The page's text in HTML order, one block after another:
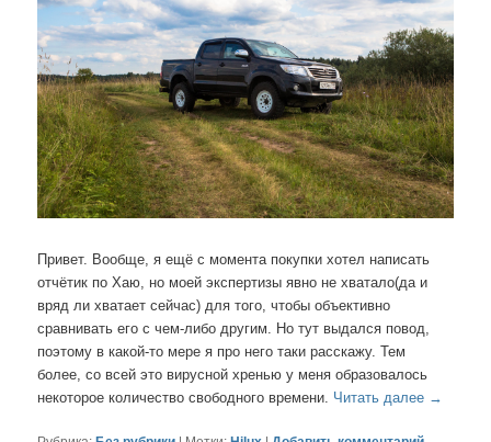
Привет. Вообще, я ещё с момента покупки хотел написать
отчётик по Хаю, но моей экспертизы явно не хватало(да и
вряд ли хватает сейчас) для того, чтобы объективно
сравнивать его с чем-либо другим. Но тут выдался повод,
поэтому в какой-то мере я про него таки расскажу. Тем
более, со всей это вирусной хренью у меня образовалось
некоторое количество свободного времени. Читать далее →